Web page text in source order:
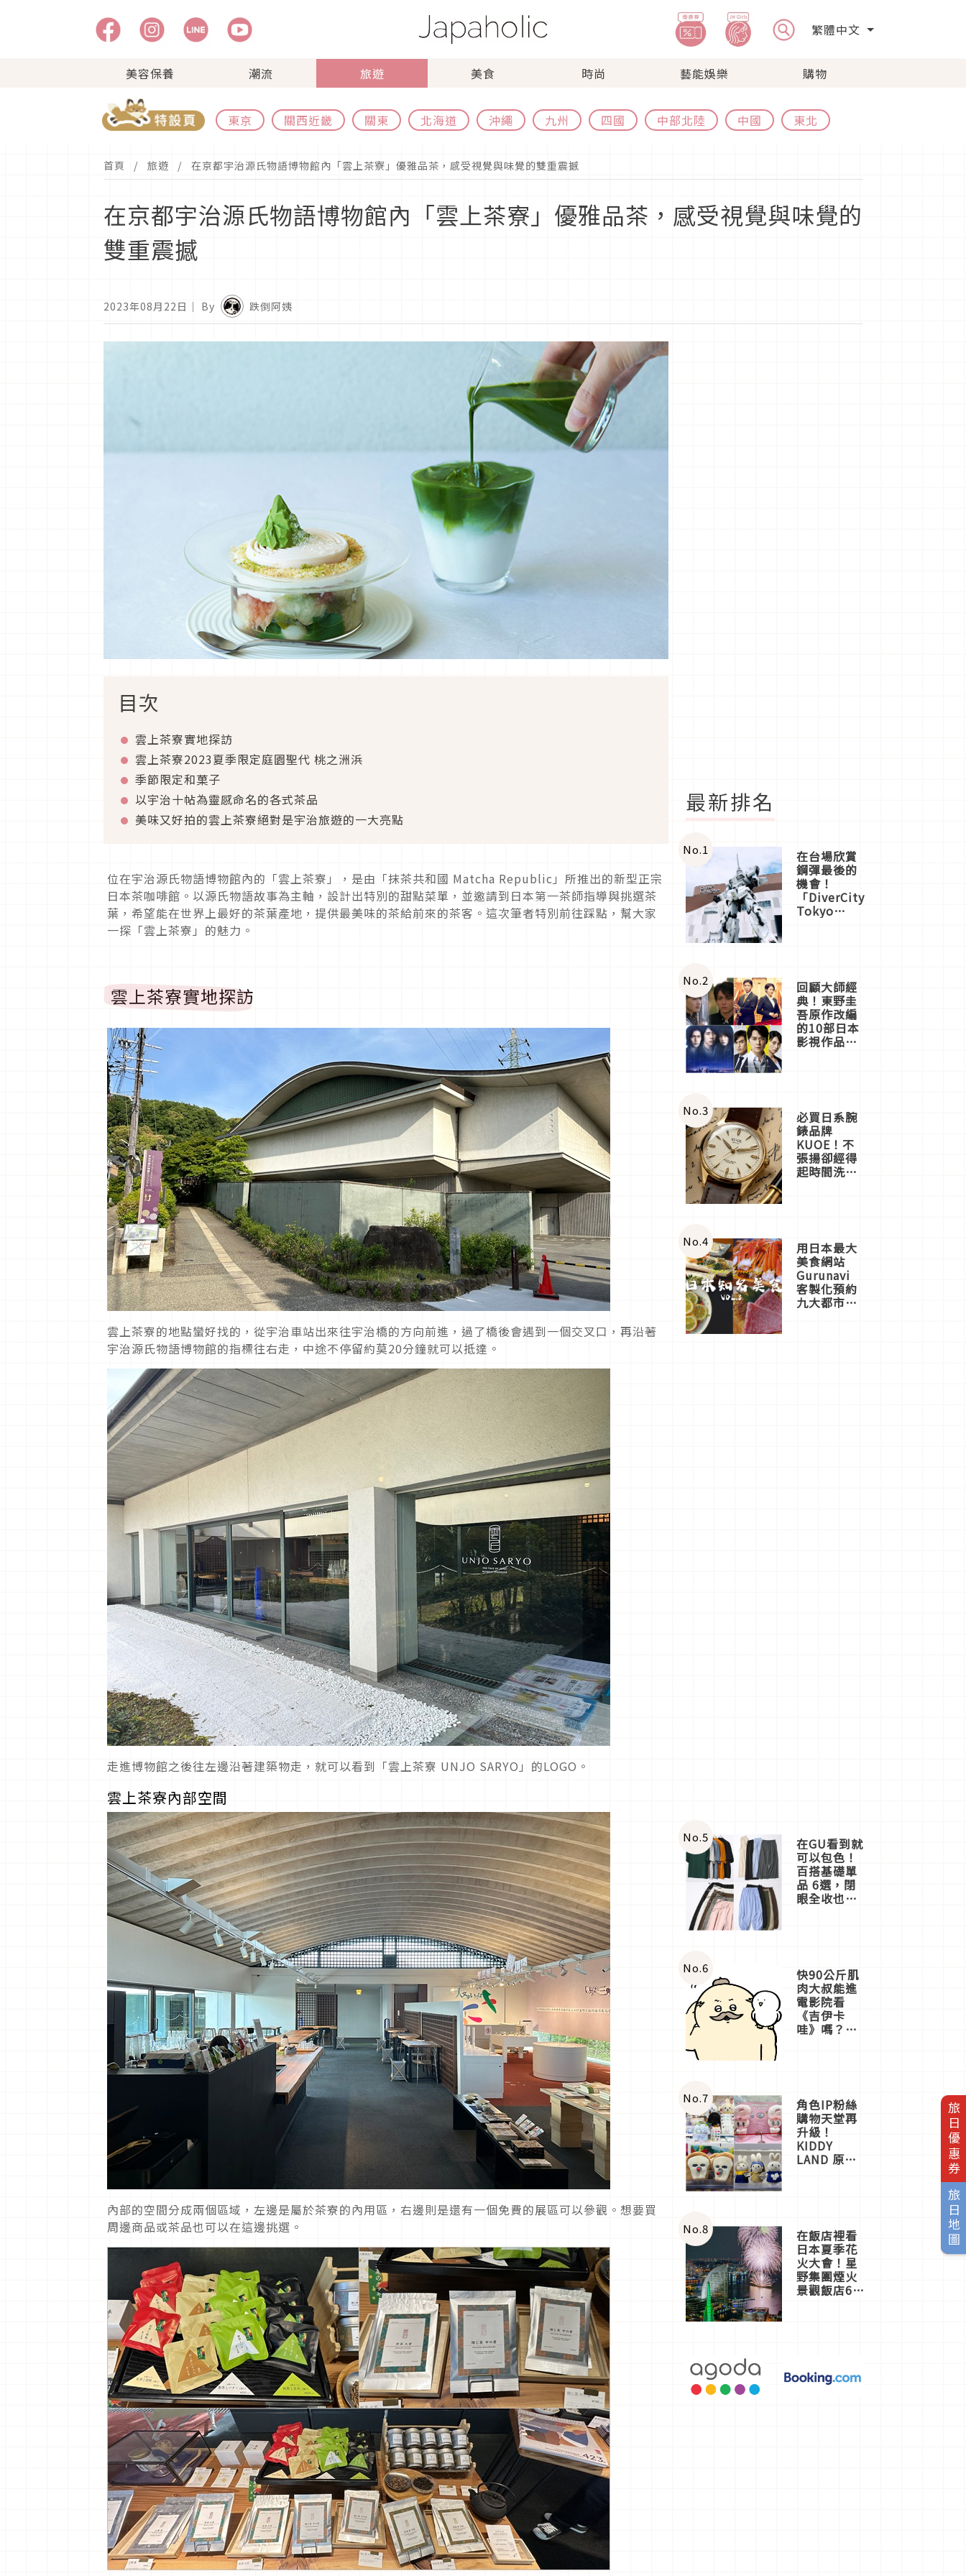
繁體中文
美容保養 潮流 旅遊 美食 時尚 藝能娛樂 購物
東京 關西近畿 關東 北海道 沖繩 九州 四國 中部北陸 中國 東北
旅日優惠券
旅日地圖
首頁 旅遊 在京都宇治源氏物語博物館內「雲上茶寮」優雅品茶，感受視覺與味覺的雙重震撼
在京都宇治源氏物語博物館內「雲上茶寮」優雅品茶，感受視覺與味覺的
雙重震撼
2023年08月22日 ｜ By 跌倒阿姨
目次
雲上茶寮實地探訪
雲上茶寮2023夏季限定庭園聖代 桃之洲浜
季節限定和菓子
以宇治十帖為靈感命名的各式茶品
美味又好拍的雲上茶寮絕對是宇治旅遊的一大亮點
位在宇治源氏物語博物館內的「雲上茶寮」，是由「抹茶共和國 Matcha Republic」所推出的新型正宗
日本茶咖啡館。以源氏物語故事為主軸，設計出特別的甜點菜單，並邀請到日本第一茶師指導與挑選茶
葉，希望能在世界上最好的茶葉產地，提供最美味的茶給前來的茶客。這次筆者特別前往踩點，幫大家
一探「雲上茶寮」的魅力。
雲上茶寮實地探訪
雲上茶寮的地點蠻好找的，從宇治車站出來往宇治橋的方向前進，過了橋後會遇到一個交叉口，再沿著
宇治源氏物語博物館的指標往右走，中途不停留約莫20分鐘就可以抵達。
走進博物館之後往左邊沿著建築物走，就可以看到「雲上茶寮 UNJO SARYO」的LOGO。
雲上茶寮內部空間
內部的空間分成兩個區域，左邊是屬於茶寮的內用區，右邊則是還有一個免費的展區可以參觀。想要買
周邊商品或茶品也可以在這邊挑選。
最新排名
No.1 在台場欣賞
鋼彈最後的
機會！
「DiverCity
Tokyo
體驗
No.2 回顧大師經
典！東野圭
吾原作改編
的10部日本
影視作品推
No.3 必買日系腕
錶品牌
KUOE！不
張揚卻經得
起時間洗鍊
No.4 用日本最大
美食網站
Gurunavi
客製化預約
九大都市餐
No.5 在GU看到就
可以包色！
百搭基礎單
品 6選，閉
眼全收也不
No.6 快90公斤肌
肉大叔能進
電影院看
《吉伊卡
哇》嗎？日
一同給出了
答案
No.7 角色IP粉絲
購物天堂再
升級！
KIDDY
LAND 原宿
店3分即達
No.8 在飯店裡看
日本夏季花
火大會！星
野集團煙火
景觀飯店6